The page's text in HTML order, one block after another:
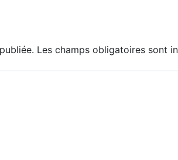
Les champs obligatoires sont